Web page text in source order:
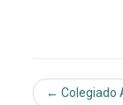
← Colegiado